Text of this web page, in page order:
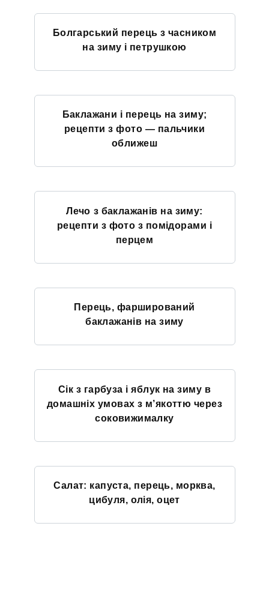
Болгарський перець з часником
на зиму і петрушкою
Баклажани і перець на зиму;
рецепти з фото — пальчики
оближеш
Лечо з баклажанів на зиму:
рецепти з фото з помідорами і
перцем
Перець, фарширований
баклажанів на зиму
Сік з гарбуза і яблук на зиму в
домашніх умовах з м’якоттю через
соковижималку
Салат: капуста, перець, морква,
цибуля, олія, оцет